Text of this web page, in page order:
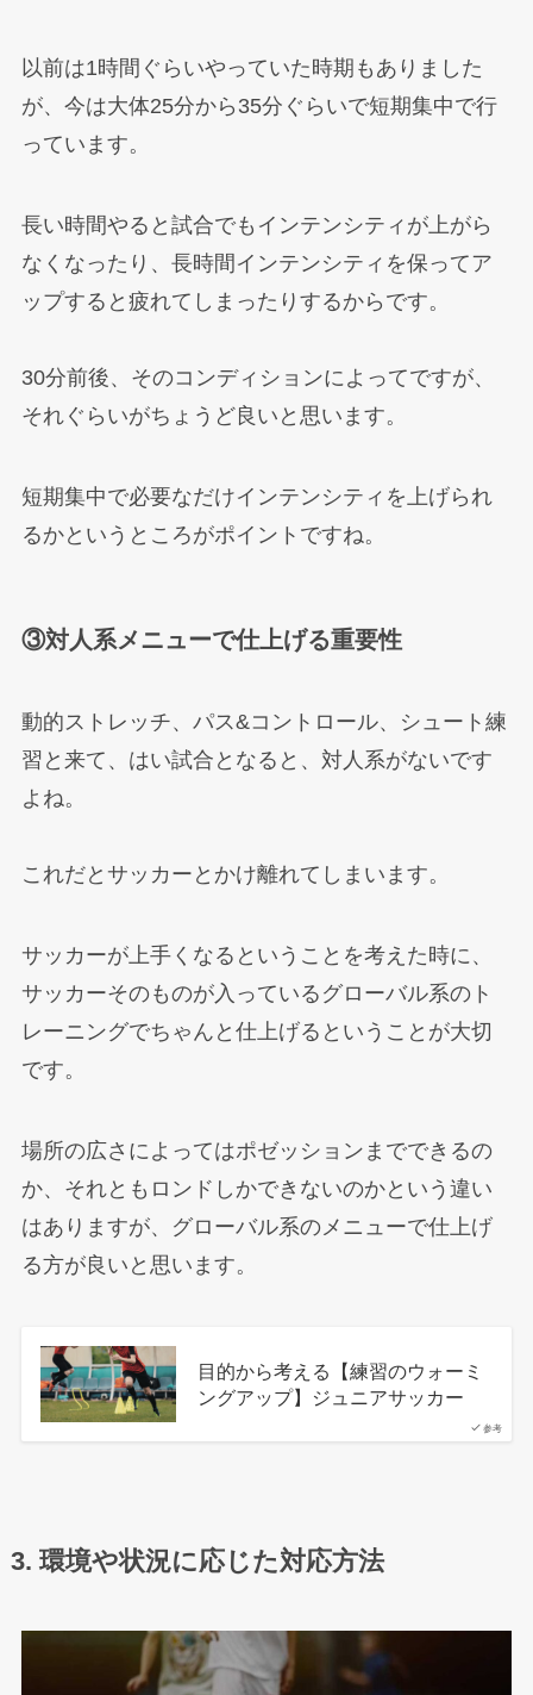
以前は1時間ぐらいやっていた時期もありました
が、今は大体25分から35分ぐらいで短期集中で行
っています。
長い時間やると試合でもインテンシティが上がら
なくなったり、長時間インテンシティを保ってア
ップすると疲れてしまったりするからです。
30分前後、そのコンディションによってですが、
それぐらいがちょうど良いと思います。
短期集中で必要なだけインテンシティを上げられ
るかというところがポイントですね。
③対人系メニューで仕上げる重要性
動的ストレッチ、パス&コントロール、シュート練
習と来て、はい試合となると、対人系がないです
よね。
これだとサッカーとかけ離れてしまいます。
サッカーが上手くなるということを考えた時に、
サッカーそのものが入っているグローバル系のト
レーニングでちゃんと仕上げるということが大切
です。
場所の広さによってはポゼッションまでできるの
か、それともロンドしかできないのかという違い
はありますが、グローバル系のメニューで仕上げ
る方が良いと思います。
参考
目的から考える【練習のウォーミ
ングアップ】ジュニアサッカー
3. 環境や状況に応じた対応方法